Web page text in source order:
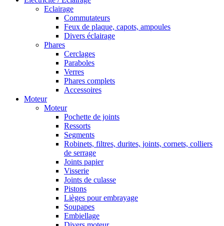
Eclairage
Commutateurs
Feux de plaque, capots, ampoules
Divers éclairage
Phares
Cerclages
Paraboles
Verres
Phares complets
Accessoires
Moteur
Moteur
Pochette de joints
Ressorts
Segments
Robinets, filtres, durites, joints, cornets, colliers
de serrage
Joints papier
Visserie
Joints de culasse
Pistons
Lièges pour embrayage
Soupapes
Embiellage